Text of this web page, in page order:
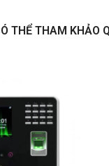
THỂ THAM KHẢO